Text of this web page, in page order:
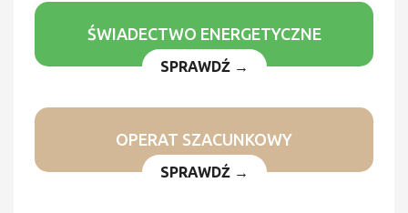
ŚWIADECTWO ENERGETYCZNE
SPRAWDŹ →
OPERAT SZACUNKOWY
SPRAWDŹ →